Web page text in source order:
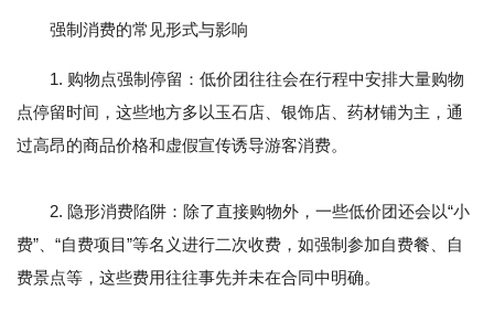
强制消费的常见形式与影响
1. 购物点强制停留：低价团往往会在行程中安排大量购物
点停留时间，这些地方多以玉石店、银饰店、药材铺为主，通
过高昂的商品价格和虚假宣传诱导游客消费。
2. 隐形消费陷阱：除了直接购物外，一些低价团还会以“小
费”、“自费项目”等名义进行二次收费，如强制参加自费餐、自
费景点等，这些费用往往事先并未在合同中明确。